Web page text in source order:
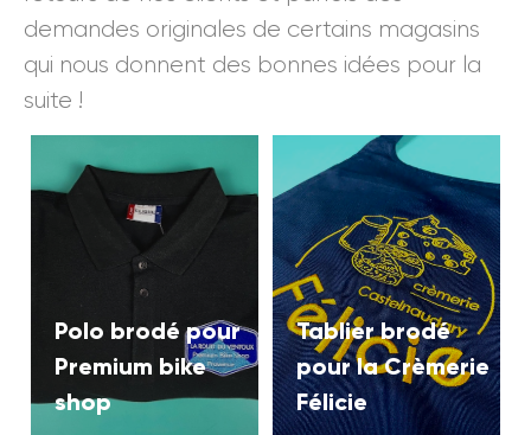
demandes originales de certains magasins
qui nous donnent des bonnes idées pour la
suite !
Polo brodé pour
Premium bike
shop
Tablier brodé
pour la Crèmerie
Félicie